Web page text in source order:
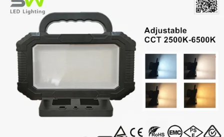
NOUS
CONTACTER
NOUVELLES
LES
AFFAIRES